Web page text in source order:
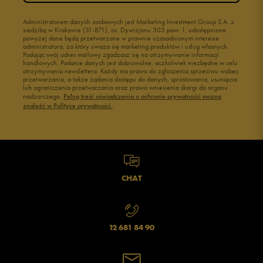
Administratorem danych osobowych jest Marketing Investment Group S.A. z
siedzibą w Krakowie (31-871), os. Dywizjonu 303 paw. 1, udostępnione
powyżej dane będą przetwarzane w prawnie uzasadnionym interesie
administratora, za który uważa się marketing produktów i usług własnych.
Podając swój adres mailowy zgadzasz się na otrzymywanie informacji
handlowych. Podanie danych jest dobrowolne, aczkolwiek niezbędne w celu
otrzymywania newslettera. Każdy ma prawo do zgłoszenia sprzeciwu wobec
przetwarzania, a także żądania dostępu do danych, sprostowania, usunięcia
lub ograniczenia przetwarzania oraz prawo wniesienia skargi do organu
nadzorczego. Pełną treść oświadczenia o ochronie prywatności można
znaleźć w Polityce prywatności.
CHAT
12 681 84 90